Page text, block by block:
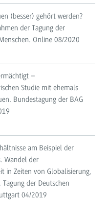
(besser) gehört werden?
der Tagung der
Online 08/2020
–
Studie mit ehemals
Bundestagung der BAG
am Beispiel der
Wandel der
in Zeiten von Globalisierung,
der Deutschen
04/2019